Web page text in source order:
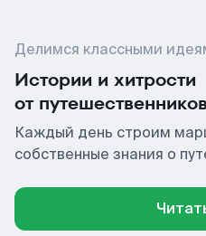
Делимся классными
Истории и хитрости
от
Каждый день строим
собственные знания о